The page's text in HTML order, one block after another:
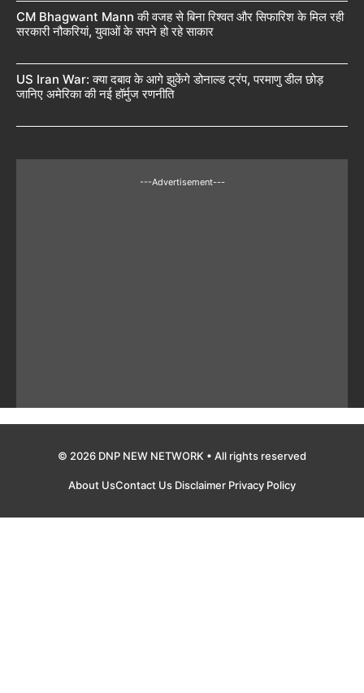
CM Bhagwant Mann की वजह से बिना रिश्वत और सिफारिश के मिल रही
सरकारी नौकरियां, युवाओं के सपने हो रहे साकार
US Iran War: क्या दबाव के आगे झुकेंगे डोनाल्ड ट्रंप, परमाणु डील छोड़
जानिए अमेरिका की नई हॉर्मुज रणनीति
---Advertisement---
© 2026 DNP NEW NETWORK • All rights reserved
About UsContact Us Disclaimer Privacy Policy